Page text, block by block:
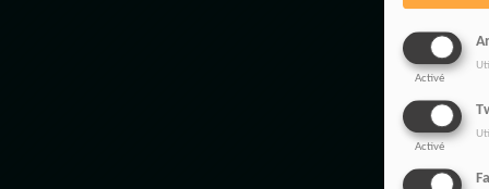
Activé
Activé